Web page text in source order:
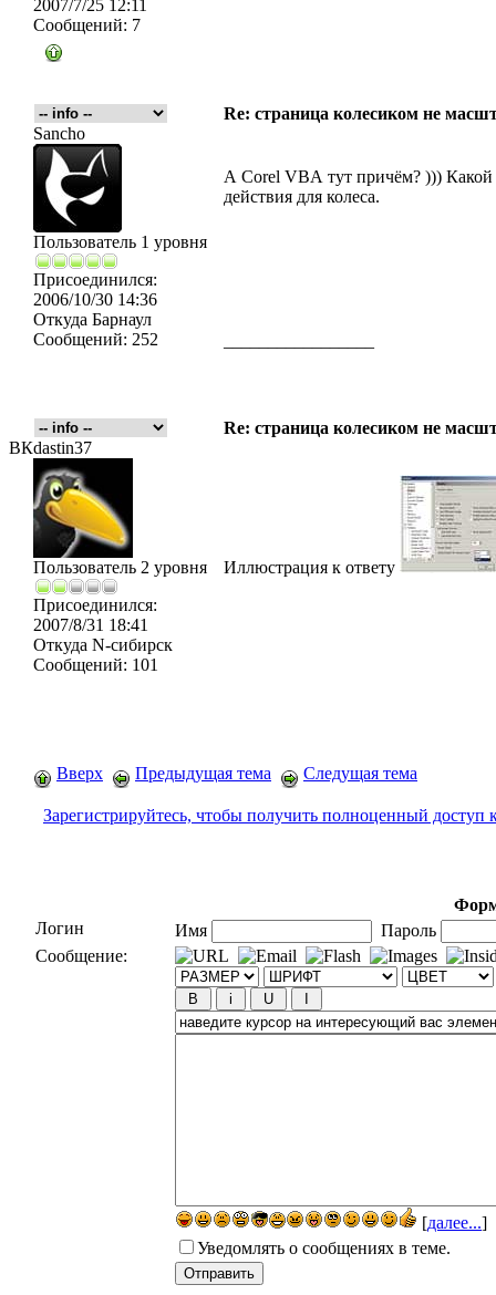
ВК
2007/7/25 12:11
Сообщений: 7
Re: страница колесиком не
Sancho
Пользователь 1 уровня
Присоединился:
2006/10/30 14:36
Откуда Барнаул
Сообщений: 252
А Corel VBА тут причём? ))) Какой
действия для колеса.
Re: страница колесиком не
dastin37
Пользователь 2 уровня
Присоединился:
2007/8/31 18:41
Откуда N-сибирск
Сообщений: 101
Иллюстрация к ответу
Вверх Предыдущая тема Следущая тема
Зарегистрируйтесь, чтобы получить полноценный доступ
Логин
Имя
Пароль
Сообщение:
[далее...]
Уведомлять о сообщениях в теме.